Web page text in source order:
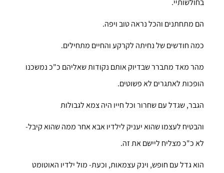
בחולשותיי.
הם מתחתנים והכל נראה טוב ויפה.
כמה חודשים של נחיתה לקרקע והחיים מתחילים.
מהר מאד מתברר שבדיוק אותם נקודות שאליהם כ"כ נמשכנו
הופכות לאתגרים לא פשוטים.
הגבר, שגדל עם שחרור וכל חייו היה צמא לגבולות
והבטיח לעצמו שהוא יעניק לילדיו אבא אחר ממה שהוא קיבל-
לא כ"כ מצליח ליישם את זה.
הוא גדל עם חופש, וינק עצמאות, וכעת- מול ילדיו האוטומט